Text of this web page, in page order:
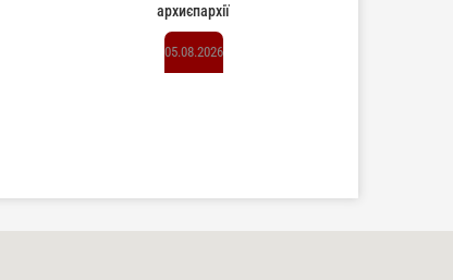
архиєпархії
05.08.2026